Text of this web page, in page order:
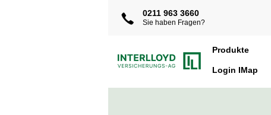
0211 963 3660
Sie haben Fragen?
Produkte
Login IMap